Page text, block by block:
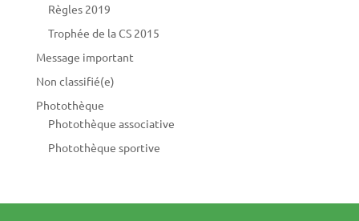
Règles 2019
Trophée de la CS 2015
Message important
Non classifié(e)
Photothèque
Photothèque associative
Photothèque sportive